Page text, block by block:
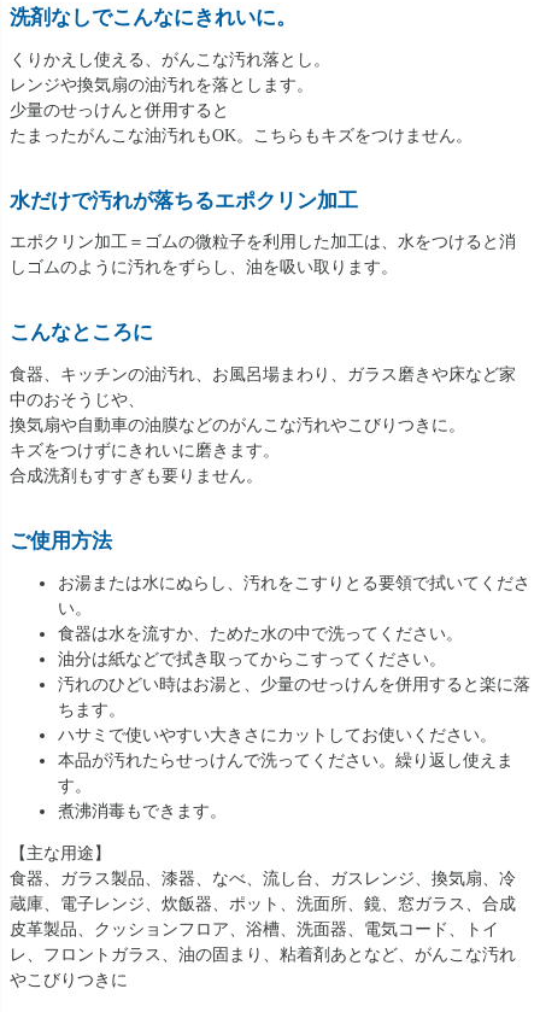
洗剤なしでこんなにきれいに。
くりかえし使える、がんこな汚れ落とし。
レンジや換気扇の油汚れを落とします。
少量のせっけんと併用すると
たまったがんこな油汚れもOK。こちらもキズをつけません。
水だけで汚れが落ちるエポクリン加工
エポクリン加工＝ゴムの微粒子を利用した加工は、水をつけると消
しゴムのように汚れをずらし、油を吸い取ります。
こんなところに
食器、キッチンの油汚れ、お風呂場まわり、ガラス磨きや床など家
中のおそうじや、
換気扇や自動車の油膜などのがんこな汚れやこびりつきに。
キズをつけずにきれいに磨きます。
合成洗剤もすすぎも要りません。
ご使用方法
お湯または水にぬらし、汚れをこすりとる要領で拭いてくださ
い。
食器は水を流すか、ためた水の中で洗ってください。
油分は紙などで拭き取ってからこすってください。
汚れのひどい時はお湯と、少量のせっけんを併用すると楽に落
ちます。
ハサミで使いやすい大きさにカットしてお使いください。
本品が汚れたらせっけんで洗ってください。繰り返し使えま
す。
煮沸消毒もできます。
【主な用途】
食器、ガラス製品、漆器、なべ、流し台、ガスレンジ、換気扇、冷
蔵庫、電子レンジ、炊飯器、ポット、洗面所、鏡、窓ガラス、合成
皮革製品、クッションフロア、浴槽、洗面器、電気コード、トイ
レ、フロントガラス、油の固まり、粘着剤あとなど、がんこな汚れ
やこびりつきに